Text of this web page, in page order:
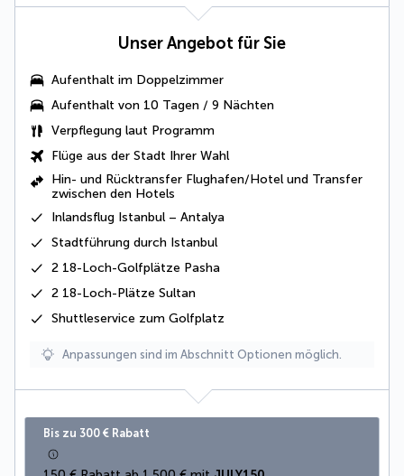
Unser Angebot für Sie
Aufenthalt im Doppelzimmer
Aufenthalt von 10 Tagen / 9 Nächten
Verpflegung laut Programm
Flüge aus der Stadt Ihrer Wahl
Hin- und Rücktransfer Flughafen/Hotel und Transfer
zwischen den Hotels
Inlandsflug Istanbul – Antalya
Stadtführung durch Istanbul
2 18-Loch-Golfplätze Pasha
2 18-Loch-Plätze Sultan
Shuttleservice zum Golfplatz
Anpassungen sind im Abschnitt Optionen möglich.
Bis zu 300 € Rabatt